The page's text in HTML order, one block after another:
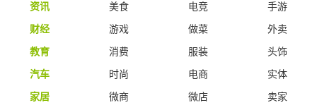
资讯 美食 电竞
手游
财经
游戏 做菜
外卖
教育
消费 服装
头饰
汽车
时尚 电商
实体
家居
微商 微店
卖家